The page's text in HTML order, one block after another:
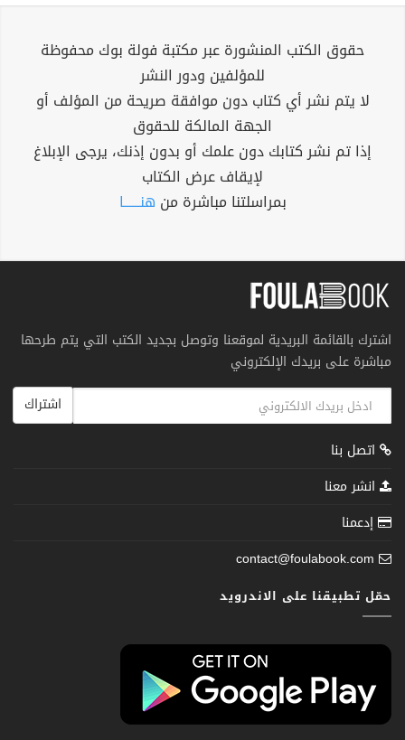
حقوق الكتب المنشورة عبر مكتبة فولة بوك محفوظة
للمؤلفين ودور النشر
لا يتم نشر أي كتاب دون موافقة صريحة من المؤلف أو
الجهة المالكة للحقوق
إذا تم نشر كتابك دون علمك أو بدون إذنك، يرجى الإبلاغ
لإيقاف عرض الكتاب
بمراسلتنا مباشرة من هنــــــا
اشترك بالقائمة البريدية لموقعنا وتوصل بجديد الكتب التي يتم طرحها
مباشرة على بريدك الإلكتروني
اشتراك
اتصل بنا
انشر معنا
إدعمنا
contact@foulabook.com
حمّل تطبيقنا على الاندرويد